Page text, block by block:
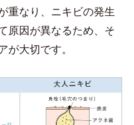
重なり、ニキビの発生
原因が異なるため、そ
大切です。